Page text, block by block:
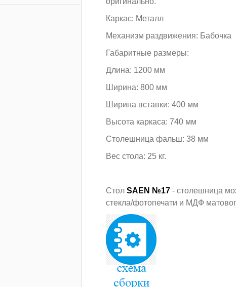
Каркас: Металл
Механизм раздвижения: Бабочка
Габаритные размеры:
Длина: 1200 мм
Ширина: 800 мм
Ширина вставки: 400 мм
Высота каркаса: 740 мм
Столешница фальш: 38 мм
Вес стола: 25 кг.
Стол SAEN №17 - столешница
стекла/фотопечати и МДФ